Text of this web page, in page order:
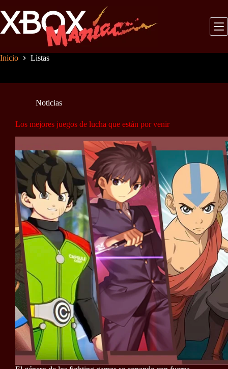
al
contenido
Inicio Listas
Noticias
Los mejores juegos de lucha que están por venir